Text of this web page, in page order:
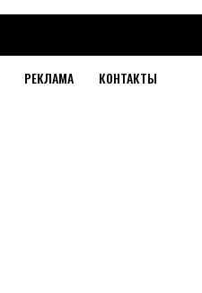
РЕКЛАМА КОНТАКТЫ